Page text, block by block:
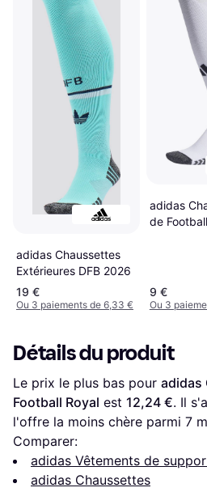
adidas Chaussettes
Extérieures DFB 2026
19 €
Ou 3 paiements de 6,33 €
adidas
de
9 €
Ou 3
Détails du produit
Le prix le plus bas pour adidas
Football Royal est 12,24 €. Il
l'offre la moins chère parmi 7
Comparer:
adidas Vêtements de
adidas Chaussettes